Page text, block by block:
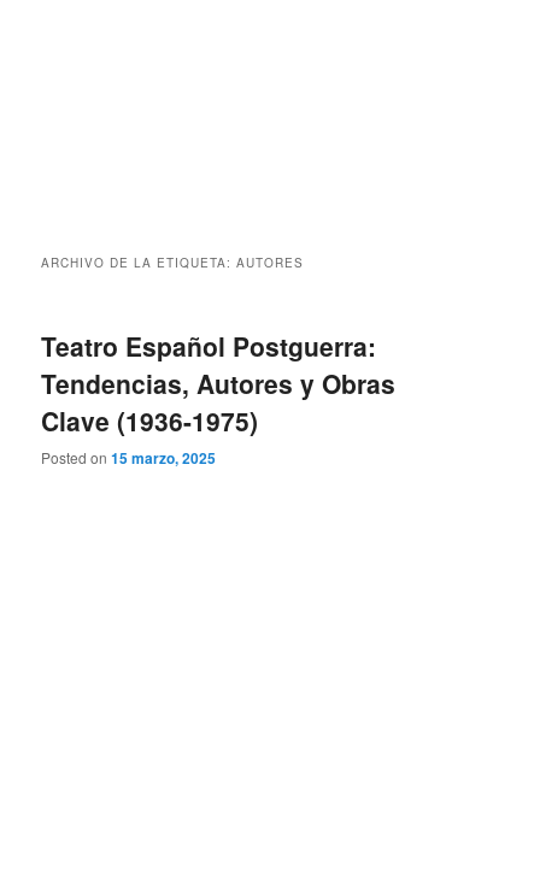
ARCHIVO DE LA ETIQUETA:AUTORES
Teatro Español Postguerra:
Tendencias, Autores y Obras
Clave (1936-1975)
Posted on15 marzo, 2025